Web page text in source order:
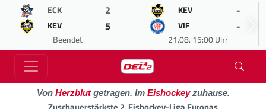
ECK 2
KEV 5
Beendet
KEV -
VIF -
21.08. 15:00 Uhr
Von Herzblutgetragen. Im Eishockeyzuhause.